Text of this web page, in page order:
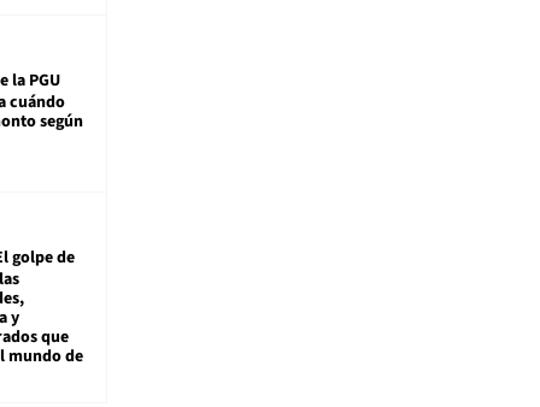
la PGU
cuándo
según
golpe de
y
que
mundo de